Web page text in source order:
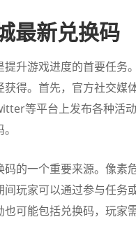
最新兑换码
升游戏进度的首要任务
得。首先，官方社交媒
等平台上发布各种活
的一个重要来源。像素
玩家可以通过参与任务
可能包括兑换码，玩家